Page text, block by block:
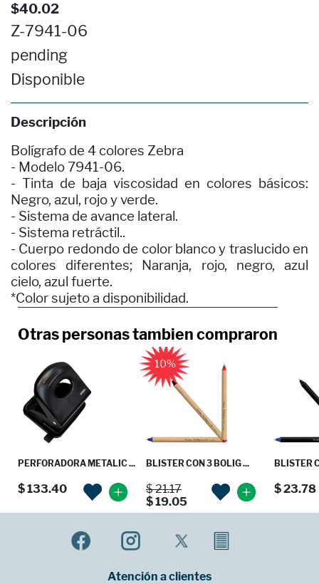
$40.02
Z-7941-06
pending
Disponible
Descripción
Bolígrafo de 4 colores Zebra
- Modelo 7941-06.
- Tinta de baja viscosidad en colores básicos:
Negro, azul, rojo y verde.
- Sistema de avance lateral.
- Sistema retráctil..
- Cuerpo redondo de color blanco y traslucido en
colores diferentes; Naranja, rojo, negro, azul
cielo, azul fuerte.
*Color sujeto a disponibilidad.
Otras personas tambien compraron
PERFORADORA METALIC ...
$ 133.40
10%
BLISTER CON 3 BOLIG ...
$ 21.17
$ 19.05
BLISTER
$ 23.78
Atención a clientes